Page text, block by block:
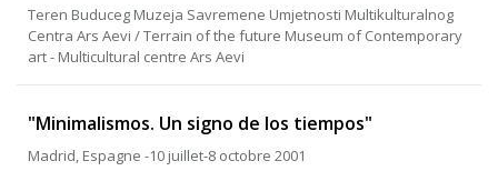
Teren Buduceg Muzeja Savremene Umjetnosti Multikulturalnog
Centra Ars Aevi / Terrain of the future Museum of Contemporary
art - Multicultural centre Ars Aevi
"Minimalismos. Un signo de los tiempos"
Madrid, Espagne -10 juillet-8 octobre 2001